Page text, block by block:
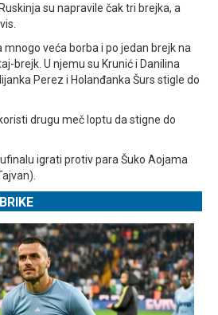
su napravile čak tri brejka, a
veća borba i po jedan brejk na
brejk. U njemu su Krunić i Danilina
Perez i Holanđanka Šurs stigle do
drugu meč loptu da stigne do
igrati protiv para Šuko Aojama